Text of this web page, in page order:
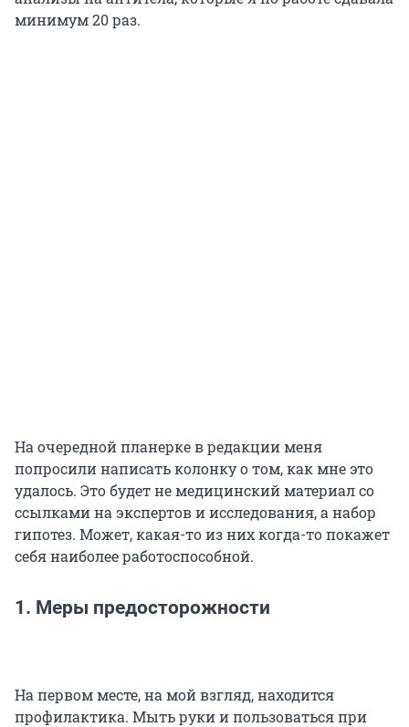
минимум 20 раз.
На очередной планерке в редакции меня
попросили написать колонку о том, как мне это
удалось. Это будет не медицинский материал со
ссылками на экспертов и исследования, а набор
гипотез. Может, какая-то из них когда-то покажет
себя наиболее работоспособной.
1. Меры предосторожности
На первом месте, на мой взгляд, находится
профилактика. Мыть руки и пользоваться при